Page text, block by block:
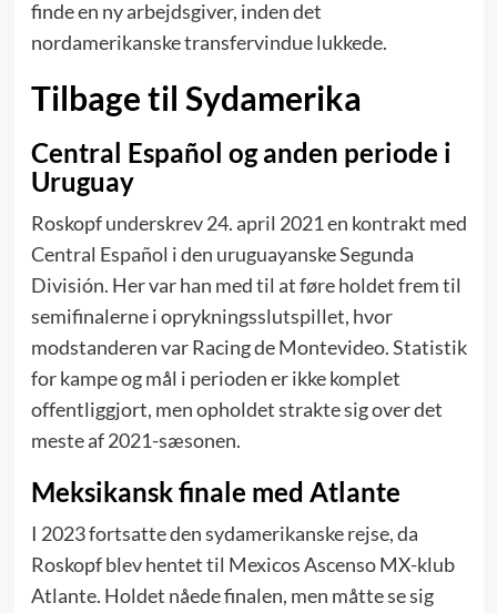
finde en ny arbejdsgiver, inden det
nordamerikanske transfervindue lukkede.
Tilbage til Sydamerika
Central Español og anden periode i
Uruguay
Roskopf underskrev 24. april 2021 en kontrakt med
Central Español i den uruguayanske Segunda
División. Her var han med til at føre holdet frem til
semifinalerne i opryknings­slutspillet, hvor
modstanderen var Racing de Montevideo. Statistik
for kampe og mål i perioden er ikke komplet
offentliggjort, men opholdet strakte sig over det
meste af 2021-sæsonen.
Meksikansk finale med Atlante
I 2023 fortsatte den sydamerikanske rejse, da
Roskopf blev hentet til Mexicos Ascenso MX-klub
Atlante. Holdet nåede finalen, men måtte se sig